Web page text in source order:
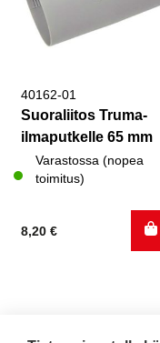
40162-01
Suoraliitos Truma-
ilmaputkelle 65 mm
Varastossa (nopea
toimitus)
8,20 €